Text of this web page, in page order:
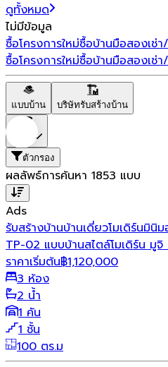
ดูทั้งหมด
ไม่มีข้อมูล
ซื้อโครงการใหม่ซื้อบ้านมือสองเช่
ซื้อโครงการใหม่ซื้อบ้านมือสองเช่
แบบบ้าน บริษัทรับสร้างบ้าน
ตัวกรอง
ผลลัพธ์การค้นหา 1853 แบบ
Ads
รับสร้างบ้านบ้านเดี่ยวโมเดิร์นมินิม
TP-02 แบบบ้านสไตล์โมเดิร์น มู
ราคาเริ่มต้น฿1,120,000
3 ห้อง
2 น้ำ
1 คัน
1 ชั้น
100 ตร.ม